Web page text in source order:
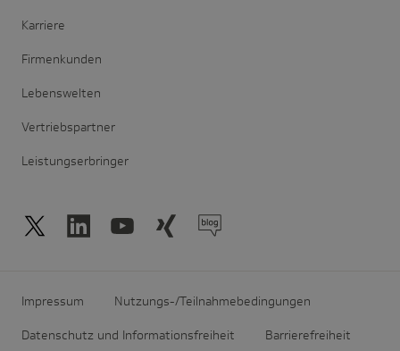
Karriere
Firmenkunden
Lebenswelten
Vertriebspartner
Leistungserbringer
Impressum Nutzungs-/Teilnahmebedingungen
Datenschutz und Informationsfreiheit Barrierefreiheit